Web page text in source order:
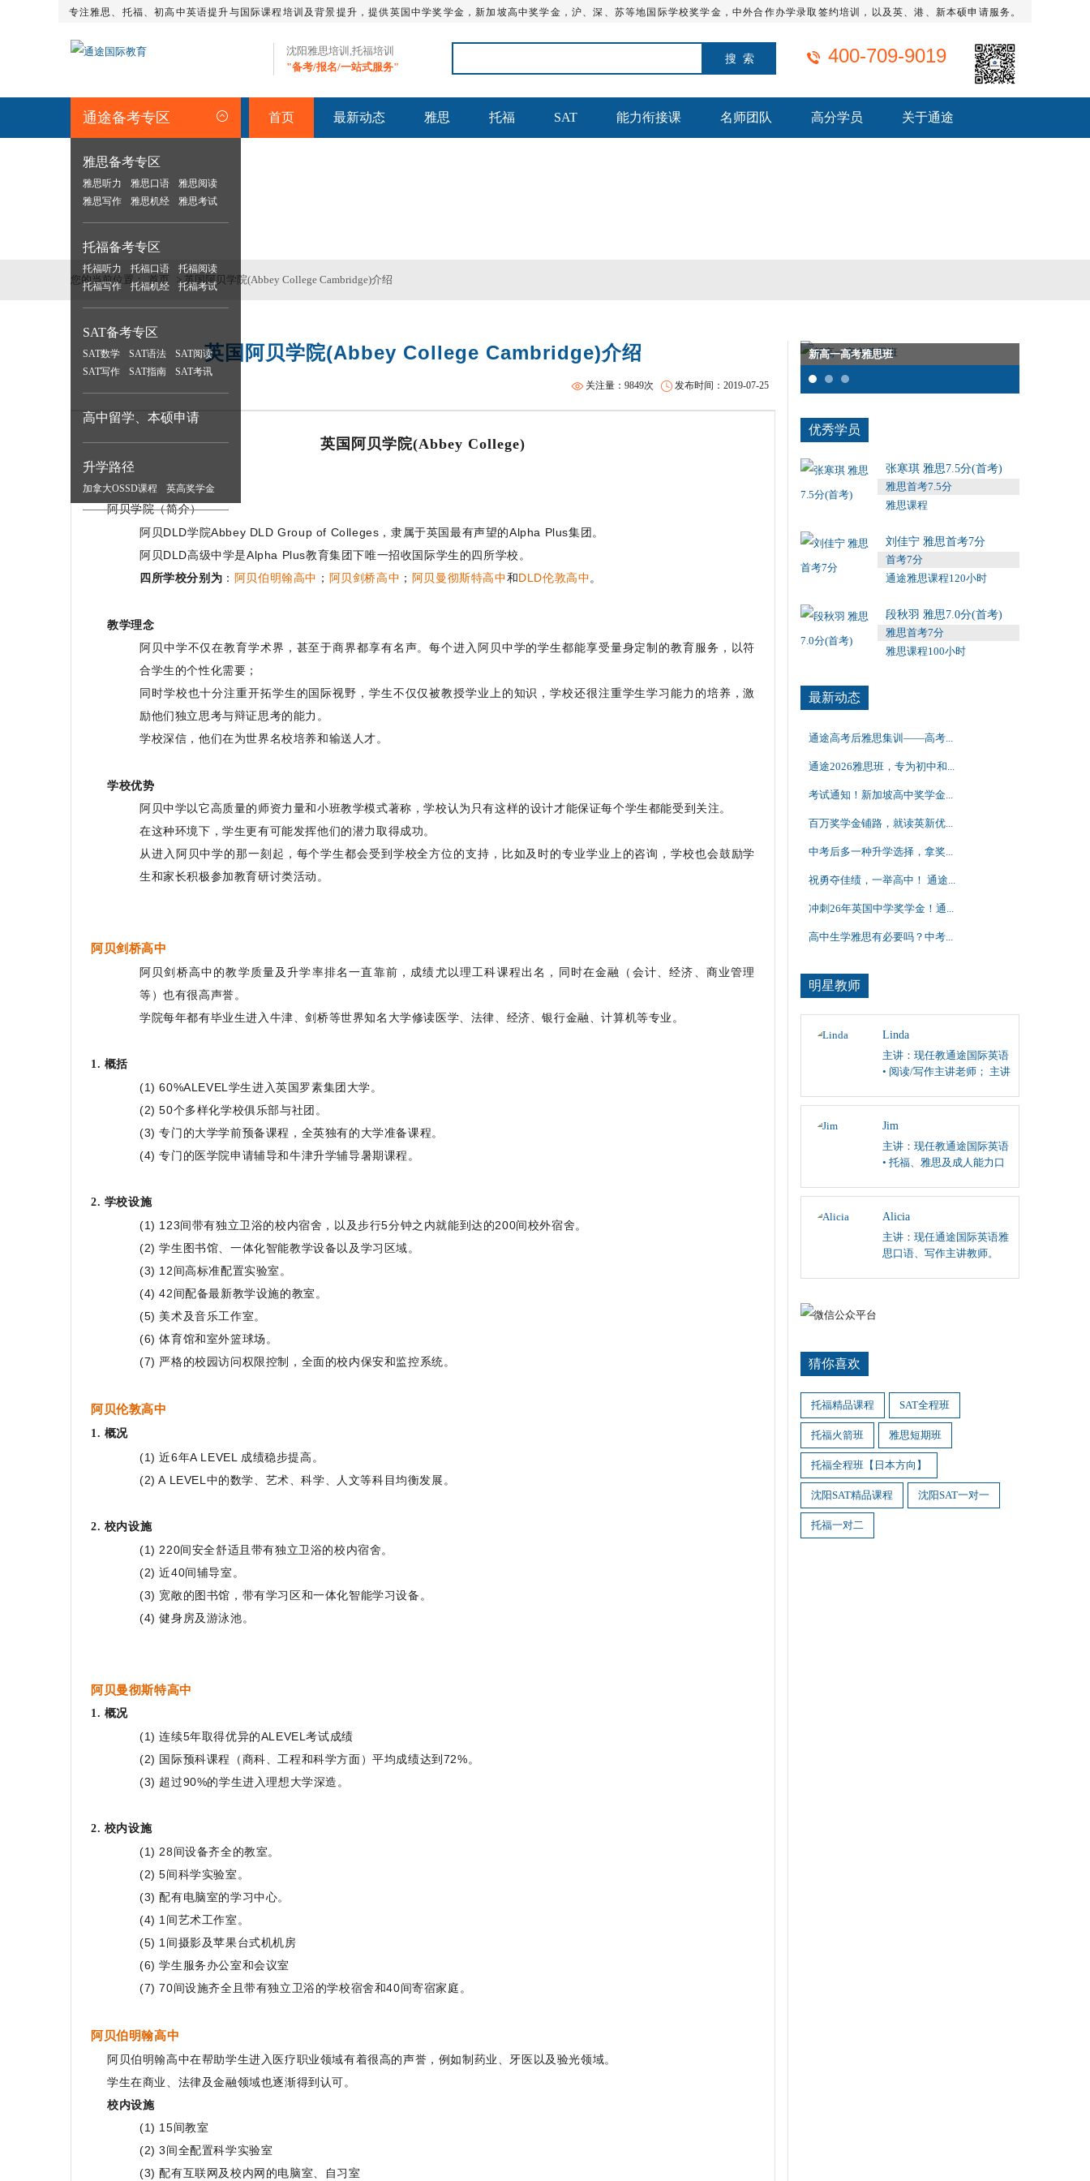
专注雅思、托福、初高中英语提升与国际课程培训及背景提升，提供英国中学奖学金，新加坡高中奖学金，沪、深、苏等地国际学校奖学金，中外合作办学录取签约培训，以及英、港、新本硕申请服务。
沈阳雅思培训,托福培训
"备考/报名/一站式服务"
400-709-9019
通途备考专区
雅思备考专区
雅思听力 雅思口语
雅思阅读
雅思写作
雅思机经 雅思考试
托福备考专区
托福听力 托福口语
托福阅读
托福写作
托福机经 托福考试
SAT备考专区
SAT数学 SAT语法
SAT阅读
SAT写作
SAT指南 SAT考讯
高中留学、本硕申请
升学路径
加拿大OSSD课程 英高奖学金
首页 最新动态 雅思 托福 SAT 能力衔接课 名师团队 高分学员 关于通途
留学资讯 >>沈阳专业雅思_托福_SAT_留学英语培训学校 - 通途国际英语★官网
您的当前位置： 首页 > 英国阿贝学院(Abbey College Cambridge)介绍
英国阿贝学院(Abbey College Cambridge)介绍
发布时间：2019-07-25
关注量：9849次
英国阿贝学院(Abbey College)
阿贝学院（简介）
阿贝DLD学院Abbey DLD Group of Colleges，隶属于英国最有声望的Alpha Plus集团。
阿贝DLD高级中学是Alpha Plus教育集团下唯一招收国际学生的四所学校。
四所学校分别为 ： 阿贝伯明翰高中 ； 阿贝剑桥高中 ； 阿贝曼彻斯特高中和DLD伦敦高中。
教学理念
阿贝中学不仅在教育学术界，甚至于商界都享有名声。每个进入阿贝中学的学生都能享受量身定制的教育服务，以符
合学生的个性化需要；
同时学校也十分注重开拓学生的国际视野，学生不仅仅被教授学业上的知识，学校还很注重学生学习能力的培养，激
励他们独立思考与辩证思考的能力。
学校深信，他们在为世界名校培养和输送人才。
学校优势
阿贝中学以它高质量的师资力量和小班教学模式著称，学校认为只有这样的设计才能保证每个学生都能受到关注。
在这种环境下，学生更有可能发挥他们的潜力取得成功。
从进入阿贝中学的那一刻起，每个学生都会受到学校全方位的支持，比如及时的专业学业上的咨询，学校也会鼓励学
生和家长积极参加教育研讨类活动。
阿贝剑桥高中
阿贝剑桥高中的教学质量及升学率排名一直靠前，成绩尤以理工科课程出名，同时在金融（会计、经济、商业管理
等）也有很高声誉。
学院每年都有毕业生进入牛津、剑桥等世界知名大学修读医学、法律、经济、银行金融、计算机等专业。
1. 概括
(1) 60%ALEVEL学生进入英国罗素集团大学。
(2) 50个多样化学校俱乐部与社团。
(3) 专门的大学学前预备课程，全英独有的大学准备课程。
(4) 专门的医学院申请辅导和牛津升学辅导暑期课程。
2. 学校设施
(1) 123间带有独立卫浴的校内宿舍，以及步行5分钟之内就能到达的200间校外宿舍。
(2) 学生图书馆、一体化智能教学设备以及学习区域。
(3) 12间高标准配置实验室。
(4) 42间配备最新教学设施的教室。
(5) 美术及音乐工作室。
(6) 体育馆和室外篮球场。
(7) 严格的校园访问权限控制，全面的校内保安和监控系统。
阿贝伦敦高中
1. 概况
(1) 近6年A LEVEL 成绩稳步提高。
(2) A LEVEL中的数学、艺术、科学、人文等科目均衡发展。
2. 校内设施
(1) 220间安全舒适且带有独立卫浴的校内宿舍。
(2) 近40间辅导室。
(3) 宽敞的图书馆，带有学习区和一体化智能学习设备。
(4) 健身房及游泳池。
阿贝曼彻斯特高中
1. 概况
(1) 连续5年取得优异的ALEVEL考试成绩
(2) 国际预科课程（商科、工程和科学方面）平均成绩达到72%。
(3) 超过90%的学生进入理想大学深造。
2. 校内设施
(1) 28间设备齐全的教室。
(2) 5间科学实验室。
(3) 配有电脑室的学习中心。
(4) 1间艺术工作室。
(5) 1间摄影及苹果台式机机房
(6) 学生服务办公室和会议室
(7) 70间设施齐全且带有独立卫浴的学校宿舍和40间寄宿家庭。
阿贝伯明翰高中
阿贝伯明翰高中在帮助学生进入医疗职业领域有着很高的声誉，例如制药业、牙医以及验光领域。
学生在商业、法律及金融领域也逐渐得到认可。
校内设施
(1) 15间教室
(2) 3间全配置科学实验室
(3) 配有互联网及校内网的电脑室、自习室
托福培训课 新高一高考雅思班
优秀学员
张寒琪 雅思7.5分(首考)
雅思首考7.5分
雅思课程
刘佳宁 雅思首考7分
首考7分
通途雅思课程120小时
段秋羽 雅思7.0分(首考)
雅思首考7分
雅思课程100小时
最新动态
通途高考后雅思集训——高考...
通途2026雅思班，专为初中和...
考试通知！新加坡高中奖学金...
百万奖学金铺路，就读英新优...
中考后多一种升学选择，拿奖...
祝勇夺佳绩，一举高中！ 通途...
冲刺26年英国中学奖学金！通...
高中生学雅思有必要吗？中考...
明星教师
Linda
主讲：现任教通途国际英语
• 阅读/写作主讲老师； 主讲
阅读、英国文学课程；
Jim
主讲：现任教通途国际英语
• 托福、雅思及成人能力口
Alicia
主讲：现任通途国际英语雅
思口语、写作主讲教师。
猜你喜欢
托福精品课程 SAT全程班
托福火箭班 雅思短期班
托福全程班【日本方向】
沈阳SAT精品课程 沈阳SAT一对一
托福一对二